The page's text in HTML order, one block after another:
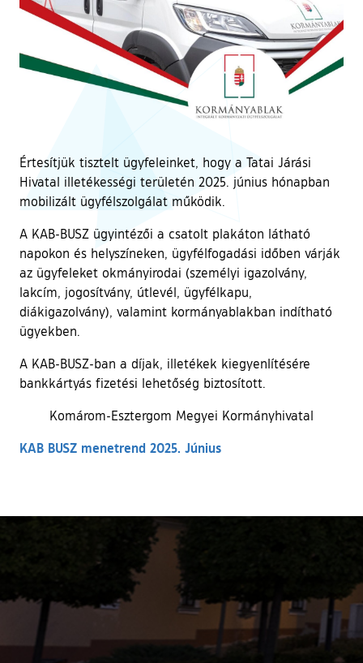
Értesítjük tisztelt ügyfeleinket, hogy a Tatai Járási
Hivatal illetékességi területén 2025. június hónapban
mobilizált ügyfélszolgálat működik.
A KAB-BUSZ ügyintézői a csatolt plakáton látható
napokon és helyszíneken, ügyfélfogadási időben várják
az ügyfeleket okmányirodai (személyi igazolvány,
lakcím, jogosítvány, útlevél, ügyfélkapu,
diákigazolvány), valamint kormányablakban indítható
ügyekben.
A KAB-BUSZ-ban a díjak, illetékek kiegyenlítésére
bankkártyás fizetési lehetőség biztosított.
Komárom-Esztergom Megyei Kormányhivatal
KAB BUSZ menetrend 2025. Június